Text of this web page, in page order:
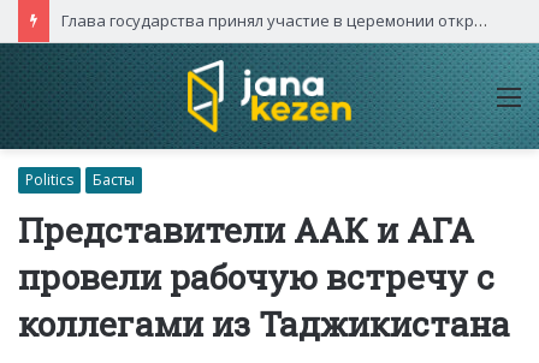
Глава государства принял участие в церемонии открытия международного турнира «Игры будущего – 2026»
Politics Басты
Представители ААК и АГА
провели рабочую встречу с
коллегами из Таджикистана